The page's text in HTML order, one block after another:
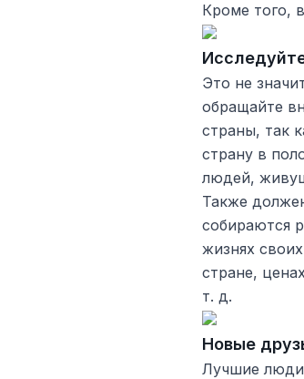
Кроме того,
Это не
обращайте
страны, так
страну в
людей,
Также
собираются
жизнях
стране,
т. д.
Новые
Лучшие